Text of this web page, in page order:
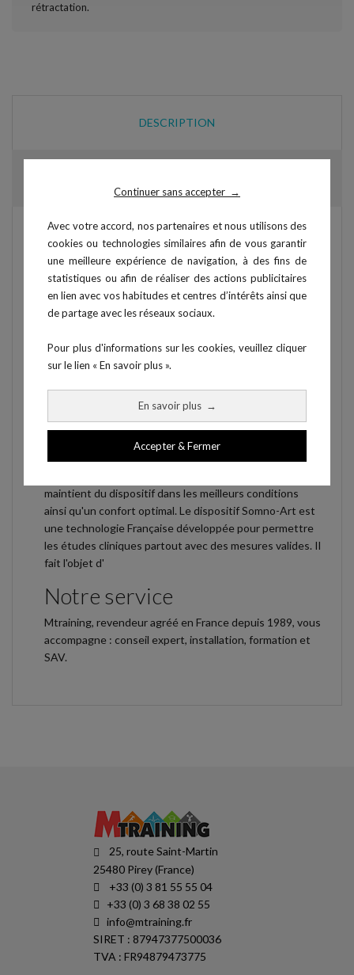
Continuer sans accepter →
Avec votre accord, nos partenaires et nous utilisons des
cookies ou technologies similaires afin de vous garantir
une meilleure expérience de navigation, à des fins de
statistiques ou afin de réaliser des actions publicitaires
en lien avec vos habitudes et centres d’intérêts ainsi que
de partage avec les réseaux sociaux.
Pour plus d'informations sur les cookies, veuillez cliquer
sur le lien « En savoir plus ».
En savoir plus →
Accepter & Fermer
DESCRIPTION
Somno-Art Device
Le dispositif s'appuie sur un hardware performant
mesurant avec grande précision la FC et des
algorithmes validés pour construire l'hypnogramme de
manière équivalente à la polysomnographie. Le Somno-
que les mouvements de l'avant-bras pendant la période
de sommeil. La fréquence cardiaque est obtenue grâce
au pouls et moyennée chaque seconde. L'utilisateur a
possibilité de marquer des événements lors de la
période de mesure pour expliquer une mesure. Le
Somno-Art permet une mesure à domicile avec un
maintient du dispositif dans les meilleurs conditions
ainsi qu'un confort optimal. Le dispositif Somno-Art est
une technologie Française développée pour permettre
les études cliniques partout avec des mesures valides. Il
fait l'objet d'
Notre service
Mtraining, revendeur agréé en France depuis 1989, vous
accompagne : conseil expert, installation, formation et
SAV.
25, route Saint-Martin
25480 Pirey (France)
+33 (0) 3 81 55 55 04
+33 (0) 3 68 38 02 55
info@mtraining.fr
SIRET : 87947377500036
TVA : FR94879473775